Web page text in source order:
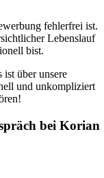
fehlerfrei ist.
Lebenslauf
bist.
ist über unsere
und unkompliziert
bei Korian